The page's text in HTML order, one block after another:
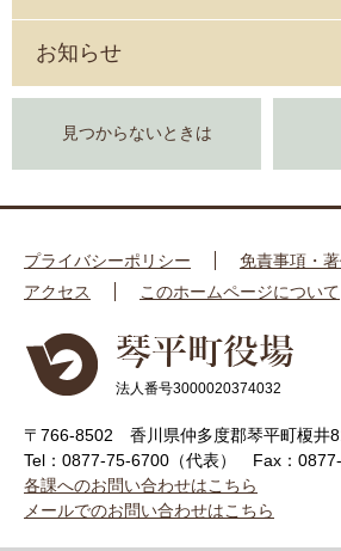
お知らせ
見つからないときは
プライバシーポリシー
免責事項・
アクセス
このホームページについて
法人番号3000020374032
〒766-8502 香川県仲多度郡琴平町榎井
Tel：0877-75-6700（代表）
Fax：
各課へのお問い合わせはこちら
メールでのお問い合わせはこちら